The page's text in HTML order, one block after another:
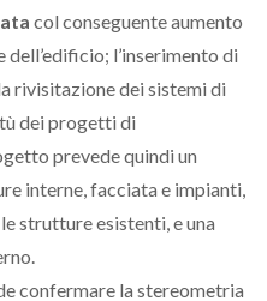
col conseguente aumento
l’inserimento di
rivisitazione dei sistemi di
dei progetti di
prevede quindi un
interne, facciata e impianti,
strutture esistenti, e una
confermare la stereometria